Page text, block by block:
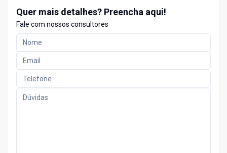
Quer mais detalhes? Preencha aqui!
Fale com nossos consultores